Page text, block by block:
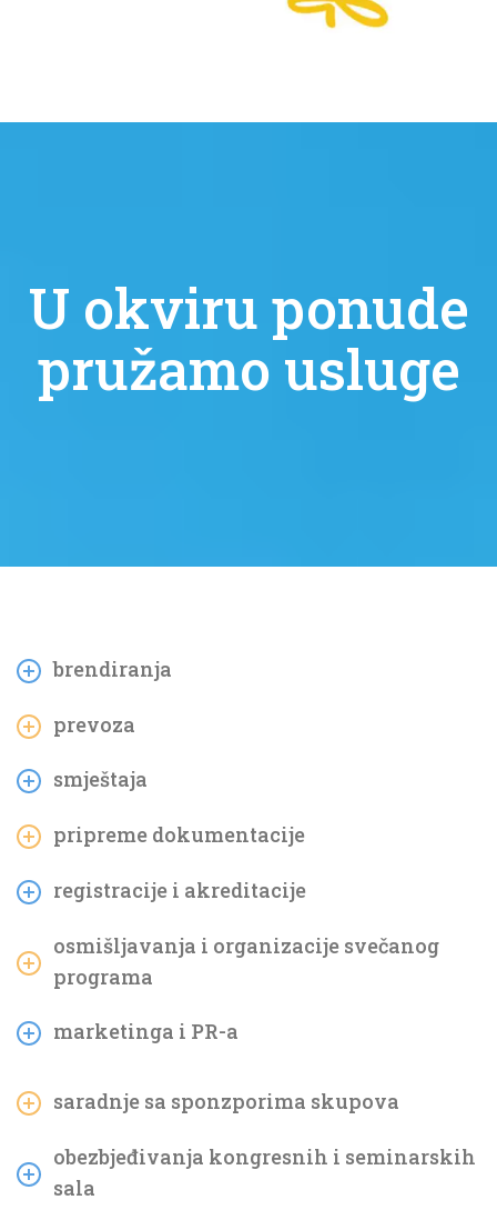
U okviru ponude
pružamo usluge
brendiranja
prevoza
smještaja
pripreme dokumentacije
registracije i akreditacije
osmišljavanja i organizacije svečanog
programa
marketinga i PR-a
saradnje sa sponzporima skupova
obezbjeđivanja kongresnih i seminarskih
sala